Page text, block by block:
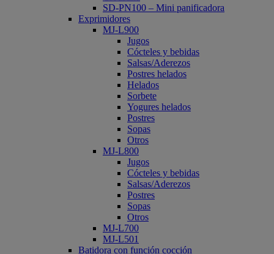
SD-PN100 – Mini panificadora
Exprimidores
MJ-L900
Jugos
Cócteles y bebidas
Salsas/Aderezos
Postres helados
Helados
Sorbete
Yogures helados
Postres
Sopas
Otros
MJ-L800
Jugos
Cócteles y bebidas
Salsas/Aderezos
Postres
Sopas
Otros
MJ-L700
MJ-L501
Batidora con función cocción